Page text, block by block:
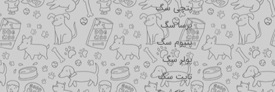
پتچی سگ
پرسا سگ
پتیوم سگ
پولر سگ
تاپت سگ